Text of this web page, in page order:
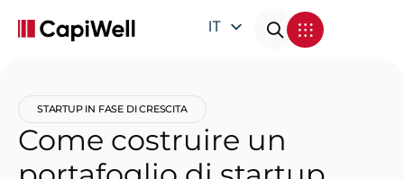
IT
STARTUP IN FASE DI CRESCITA
Come costruire un